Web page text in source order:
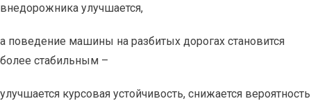
внедорожника улучшается,
а поведение машины на разбитых дорогах становится
более стабильным –
улучшается курсовая устойчивость, снижается вероятность